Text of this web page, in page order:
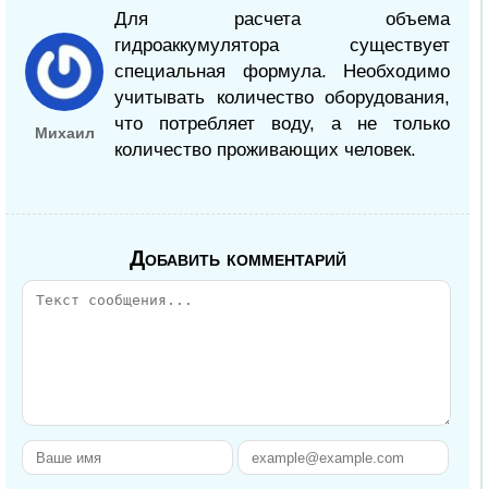
Михаил
Для расчета объема
гидроаккумулятора существует
специальная формула. Необходимо
учитывать количество оборудования,
что потребляет воду, а не только
количество проживающих человек.
Добавить комментарий